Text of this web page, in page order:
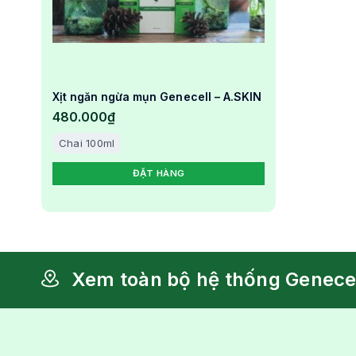
Xịt ngăn ngừa mụn Genecell – A.SKIN
480.000₫
Chai 100ml
ĐẶT HÀNG
Xem toàn bộ hệ thống